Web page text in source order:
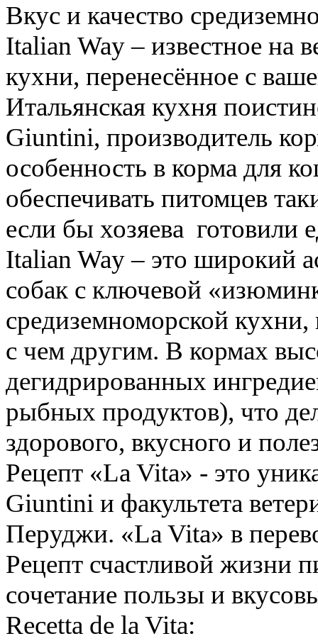
Вкус и качество
Italian Way– известное на
кухни, перенесённое с
Итальянская кухня
Giuntini, производитель
особенность в корма для
обеспечивать питомцев
если бы хозяева готовили
Italian Way– это широкий
собак с ключевой
средиземноморской
с чем другим. В кормах
дегидрированных
рыбных продуктов), что
здорового, вкусного и
Рецепт «La Vita» - это
Giuntini и факультета
Перуджи. «La Vita» в
Рецепт счастливой жизни
сочетание пользы и
Recetta de la Vita: